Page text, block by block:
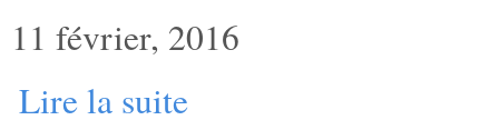
11 février, 2016
Lire la suite